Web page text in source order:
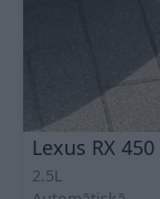
Lexus RX 450
2.5L